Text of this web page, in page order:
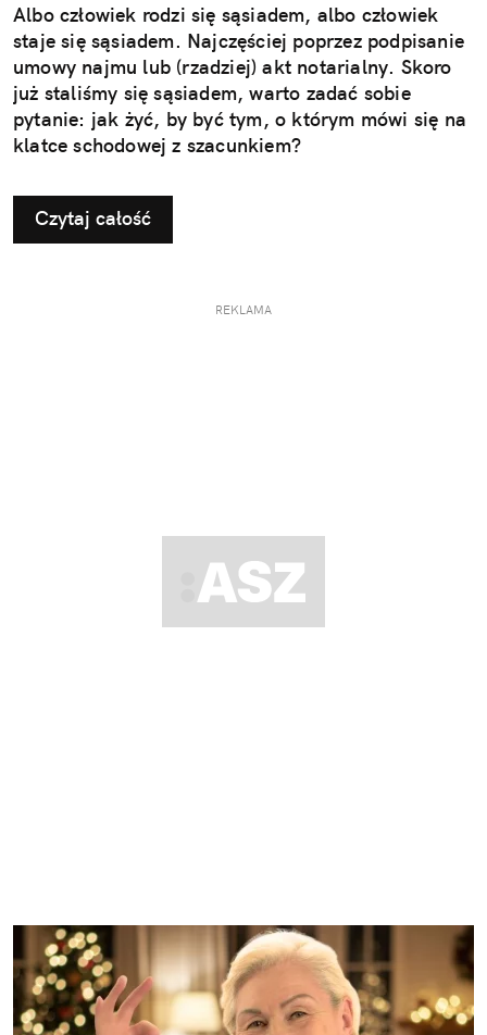
Albo człowiek rodzi się sąsiadem, albo człowiek
staje się sąsiadem. Najczęściej poprzez podpisanie
umowy najmu lub (rzadziej) akt notarialny. Skoro
już staliśmy się sąsiadem, warto zadać sobie
pytanie: jak żyć, by być tym, o którym mówi się na
klatce schodowej z szacunkiem?
Czytaj całość
REKLAMA